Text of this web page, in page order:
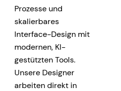
Prozesse und
skalierbares
Interface-Design mit
modernen, KI-
gestützten Tools.
Unsere Designer
arbeiten direkt in